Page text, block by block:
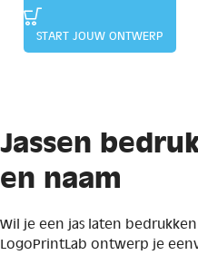
START JOUW ONTWERP
Jassen
en naam
Wil je een jas laten
LogoPrintLab ontwerp je